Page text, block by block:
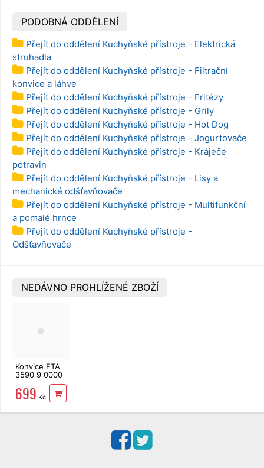
PODOBNÁ ODDĚLENÍ
Přejít do oddělení Kuchyňské přístroje - Elektrická
struhadla
Přejít do oddělení Kuchyňské přístroje - Filtrační
konvice a láhve
Přejít do oddělení Kuchyňské přístroje - Fritézy
Přejít do oddělení Kuchyňské přístroje - Grily
Přejít do oddělení Kuchyňské přístroje - Hot Dog
Přejít do oddělení Kuchyňské přístroje - Jogurtovače
Přejít do oddělení Kuchyňské přístroje - Kráječe
potravin
Přejít do oddělení Kuchyňské přístroje - Lisy a
mechanické odšťavňovače
Přejít do oddělení Kuchyňské přístroje - Multifunkční
a pomalé hrnce
Přejít do oddělení Kuchyňské přístroje -
Odšťavňovače
NEDÁVNO PROHLÍŽENÉ ZBOŽÍ
Konvice ETA
3590 9 0000
699 Kč